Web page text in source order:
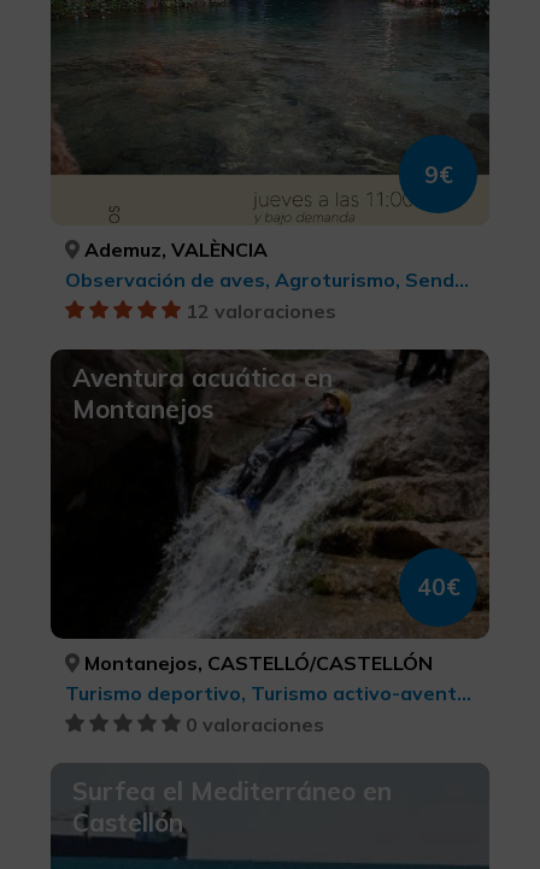
9€
Ademuz, VALÈNCIA
Observación de aves, Agroturismo, Senderismo, Turismo deportivo
12 valoraciones
Aventura acuática en
Montanejos
40€
Montanejos, CASTELLÓ/CASTELLÓN
Turismo deportivo, Turismo activo-aventura
0 valoraciones
Surfea el Mediterráneo en
Castellón